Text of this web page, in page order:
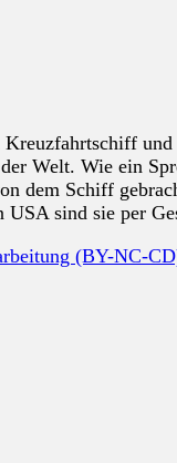
Welt. Wie ein
dem Schiff
sind sie per
(BY-NC-